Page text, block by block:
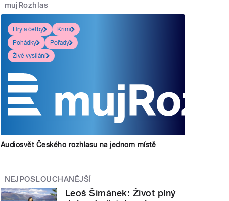
mujRozhlas
Hry a četby
Krimi
Pohádky
Pořady
Živé vysílání
Audiosvět Českého rozhlasu na jednom místě
NEJPOSLOUCHANĚJŠÍ
Leoš Šimánek: Život plný